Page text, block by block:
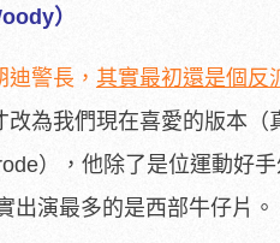
）
警長， 其實最初還是個反
改為我們現在喜愛的版本
），他除了是位運動好
出演最多的是西部牛仔片。